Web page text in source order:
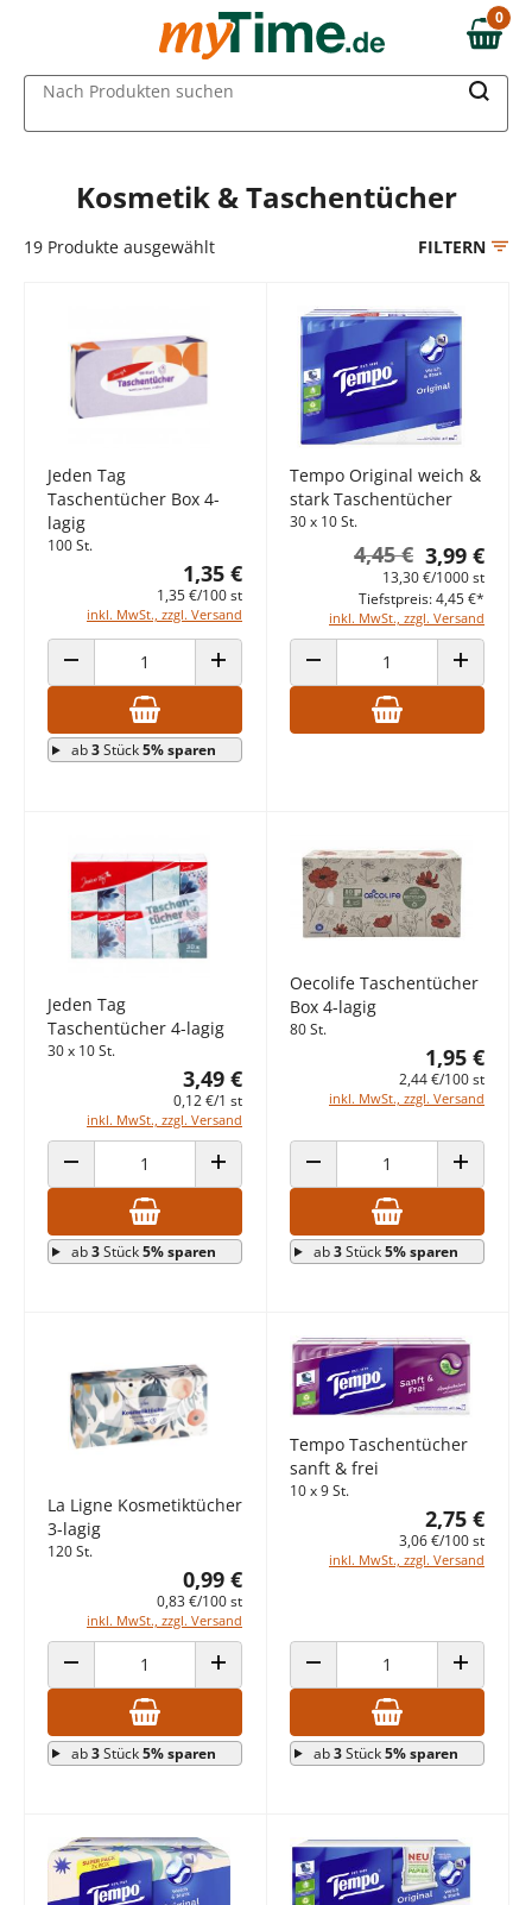
Zum Hauptinhalt springen
Zur Navigation springen
Zur Suche springen
0,00 €
0
Nach Produkten suchen
Kosmetik & Taschentücher
19 Produkte ausgewählt FILTERN
Jeden Tag
Taschentücher Box 4-
lagig
100 St.
1,35 €
1,35 €/100 st
inkl. MwSt., zzgl. Versand
ANZAHL VERRINGERN ANZAHL ERHÖHEN
ab3Stück5% sparen
Tempo Original weich &
stark Taschentücher
30 x 10 St.
3,99 €
4,45 €
13,30 €/1000 st
inkl. MwSt., zzgl. Versand
Tiefstpreis: 4,45 €*
ANZAHL VERRINGERN ANZAHL
Jeden Tag
Taschentücher 4-lagig
30 x 10 St.
3,49 €
0,12 €/1 st
inkl. MwSt., zzgl. Versand
ANZAHL VERRINGERN ANZAHL ERHÖHEN
ab3Stück5% sparen
Oecolife Taschentücher
Box 4-lagig
80 St.
1,95 €
2,44 €/100 st
inkl. MwSt., zzgl. Versand
ANZAHL VERRINGERN ANZAHL
ab3Stück5% sparen
La Ligne Kosmetiktücher
3-lagig
120 St.
0,99 €
0,83 €/100 st
inkl. MwSt., zzgl. Versand
ANZAHL VERRINGERN ANZAHL ERHÖHEN
ab3Stück5% sparen
Tempo Taschentücher
sanft & frei
10 x 9 St.
2,75 €
3,06 €/100 st
inkl. MwSt., zzgl. Versand
ANZAHL VERRINGERN ANZAHL
ab3Stück5% sparen